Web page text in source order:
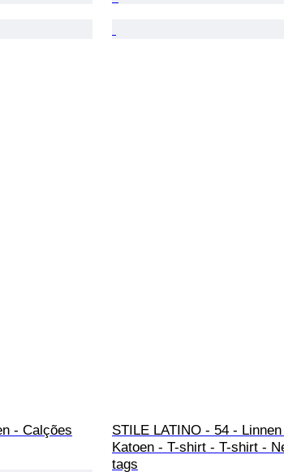
- Calções
STILE LATINO - 54 -
Katoen - T-shirt - T-shirt -
tags